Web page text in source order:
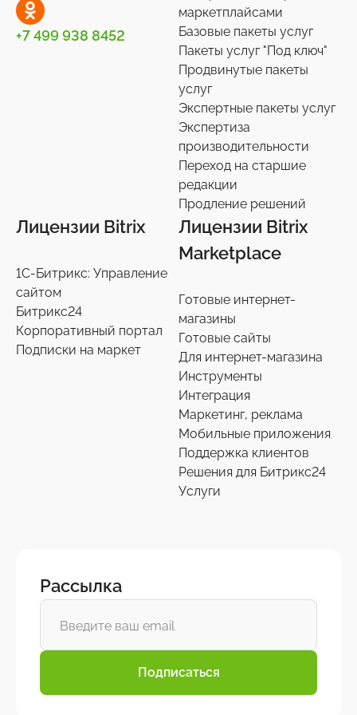
Сотрудники
Телефония3
Настройки интеграций с маркетплайсами
Экспертиза производительности 9
Переход на старшие редакции8
+7 499 938 8452
маркетплайсами
Базовые пакеты услуг
Пакеты услуг "Под ключ"
Продвинутые пакеты
услуг
Экспертные пакеты услуг
Экспертиза
производительности
Переход на старшие
редакции
Продление решений
Лицензии Bitrix
1С-Битрикс: Управление
сайтом
Битрикс24
Корпоративный портал
Подписки на маркет
Лицензии Bitrix
Marketplace
Готовые интернет-
магазины
Готовые сайты
Для интернет-магазина
Инструменты
Интеграция
Маркетинг, реклама
Мобильные приложения
Поддержка клиентов
Решения для Битрикс24
Услуги
Рассылка
Подписаться